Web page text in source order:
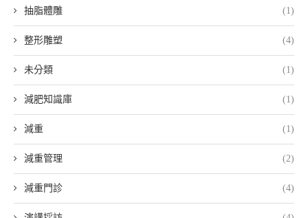
抽脂體雕 (1)
整形雕塑 (4)
未分類 (1)
減肥知識庫 (1)
減重 (1)
減重管理 (2)
減重門診 (4)